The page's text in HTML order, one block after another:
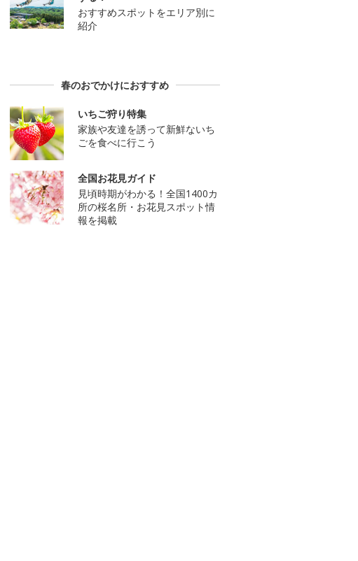
おすすめスポットをエリア別に
紹介
春のおでかけにおすすめ
いちご狩り特集
家族や友達を誘って新鮮ないち
ごを食べに行こう
全国お花見ガイド
見頃時期がわかる！全国1400カ
所の桜名所・お花見スポット情
報を掲載